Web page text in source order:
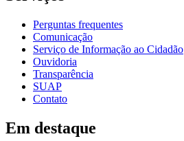
Perguntas frequentes
Comunicação
Serviço de Informação ao Cidadão
Ouvidoria
Transparência
SUAP
Contato
Em destaque